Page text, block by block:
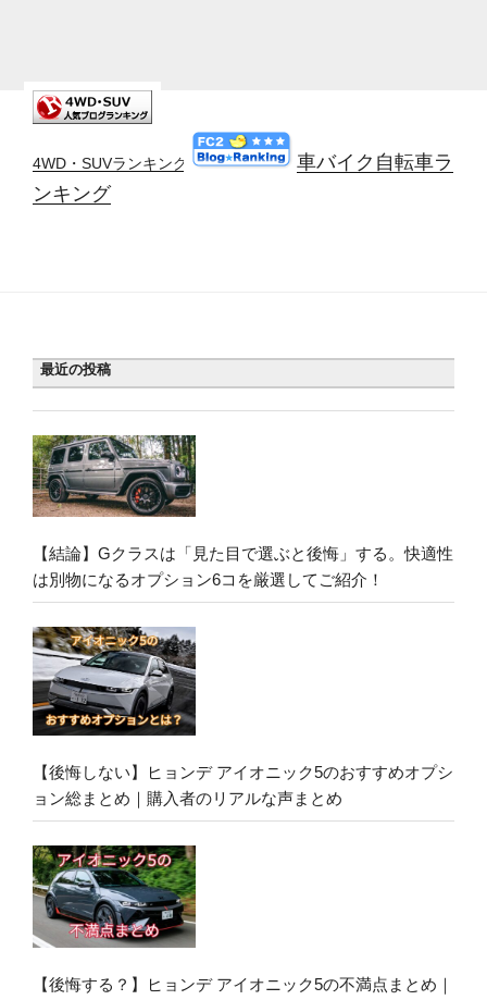
4WD・SUVランキング
車バイク自転車ラ
ンキング
最近の投稿
【結論】Gクラスは「見た目で選ぶと後悔」する。快適性
は別物になるオプション6コを厳選してご紹介！
【後悔しない】ヒョンデ アイオニック5のおすすめオプシ
ョン総まとめ｜購入者のリアルな声まとめ
【後悔する？】ヒョンデ アイオニック5の不満点まとめ｜